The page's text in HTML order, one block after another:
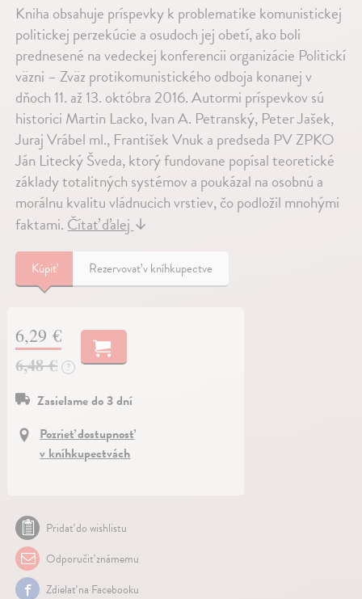
Kniha obsahuje príspevky k problematike komunistickej
politickej perzekúcie a osudoch jej obetí, ako boli
prednesené na vedeckej konferencii organizácie Politickí
väzni – Zväz protikomunistického odboja konanej v
dňoch 11. až 13. októbra 2016. Autormi príspevkov sú
historici Martin Lacko, Ivan A. Petranský, Peter Jašek,
Juraj Vrábel ml., František Vnuk a predseda PV ZPKO
Ján Litecký Šveda, ktorý fundovane popísal teoretické
základy to­talitných systémov a poukázal na osobnú a
morálnu kvalitu vládnucich vrstiev, čo podložil mnohými
faktami. Čítať ďalej ↓
Kúpiť Rezervovať v kníhkupectve
6,29 €
6,48 €
?
Zasielame do 3 dní
Pozrieť dostupnosť
v kníhkupectvách
Pridať do wishlistu
Odporučiť známemu
Zdielať na Facebooku